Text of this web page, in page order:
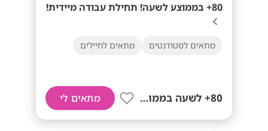
80+ בממוצע לשעה! תחילת עבודה מיידית!
מתאים לסטודנטים מתאים לחיילים
80+ לשעה בממוצע מתאים לי